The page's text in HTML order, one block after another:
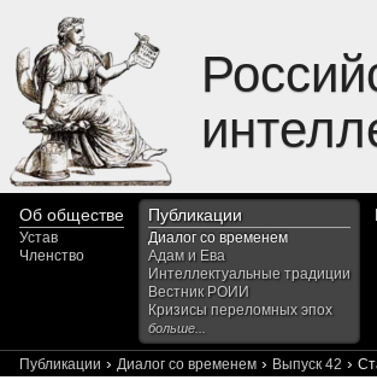
Об обществе
Устав
Членство
Публикации
Диалог со временем
Адам и Ева
Интеллектуальные традиции
Вестник РОИИ
Кризисы переломных эпох
больше...
Публикации › Диалог со временем › Выпуск 42 ›